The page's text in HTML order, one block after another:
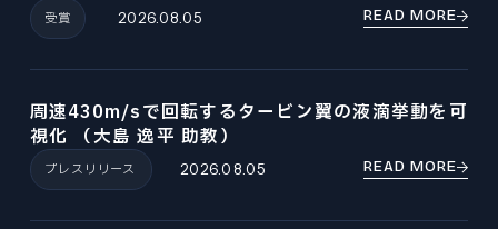
受賞 2026.08.05 READ MORE
プレスリリース 2026.08.05
周速430m/sで回転するタービン翼の液滴挙動を可
視化 （大島 逸平 助教）
READ MORE